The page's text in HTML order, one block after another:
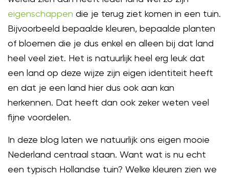
eigenschappen die je terug ziet komen in een tuin.
Bijvoorbeeld bepaalde kleuren, bepaalde planten
of bloemen die je dus enkel en alleen bij dat land
heel veel ziet. Het is natuurlijk heel erg leuk dat
een land op deze wijze zijn eigen identiteit heeft
en dat je een land hier dus ook aan kan
herkennen. Dat heeft dan ook zeker weten veel
fijne voordelen.
In deze blog laten we natuurlijk ons eigen mooie
Nederland centraal staan. Want wat is nu echt
een typisch Hollandse tuin? Welke kleuren zien we